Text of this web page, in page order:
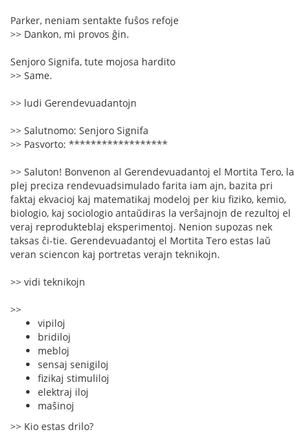
Parker, neniam sentakte fuŝos refoje
>> Dankon, mi provos ĝin.
Senjoro Signifa, tute mojosa hardito
>> Same.
>> ludi Gerendevuadantojn
>> Salutnomo: Senjoro Signifa
>> Pasvorto: ******************
>> Saluton! Bonvenon al Gerendevuadantoj el Mortita Tero, la
plej preciza rendevuadsimulado farita iam ajn, bazita pri
faktaj ekvacioj kaj matematikaj modeloj per kiu fiziko, kemio,
biologio, kaj sociologio antaŭdiras la verŝajnojn de rezultoj el
veraj reprodukteblaj eksperimentoj. Nenion supozas nek
taksas ĉi-tie. Gerendevuadantoj el Mortita Tero estas laŭ
veran sciencon kaj portretas verajn teknikojn.
>> vidi teknikojn
>>
vipiloj
bridiloj
mebloj
sensaj senigiloj
fizikaj stimuliloj
elektraj iloj
maŝinoj
>> Kio estas drilo?